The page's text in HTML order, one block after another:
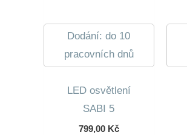
Dodání: do 10
pracovních dnů
LED osvětlení
SABI 5
799,00 Kč